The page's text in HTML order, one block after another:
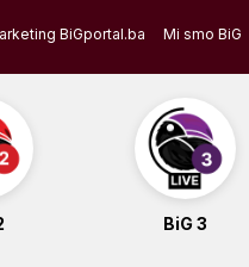
BiGportal.ba Mi smo BiG
BiG 3